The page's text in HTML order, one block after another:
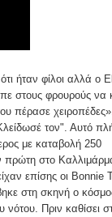
ήταν φίλοι αλλά ο
στους φρουρούς να
πέρασε
τον". Αυτό
με καταβολή 250
πρώτη στο
επίσης οι Bonnie
στη σκηνή ο
Πριν καθίσει